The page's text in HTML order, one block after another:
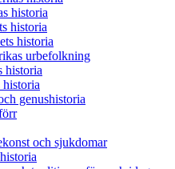
historia
historia
historia
urbefolkning
historia
historia
genushistoria
och sjukdomar